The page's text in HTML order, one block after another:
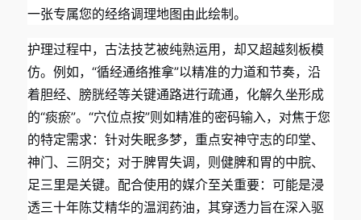
一张专属您的经络调理地图由此绘制。
护理过程中，古法技艺被纯熟运用，却又超越刻板模
仿。例如，“循经通络推拿”以精准的力道和节奏，沿
着胆经、膀胱经等关键通路进行疏通，化解久坐形成
的“痰瘀”。“穴位点按”则如精准的密码输入，对焦于您
的特定需求：针对失眠多梦，重点安神守志的印堂、
神门、三阴交；对于脾胃失调，则健脾和胃的中脘、
足三里是关键。配合使用的媒介至关重要：可能是浸
透三十年陈艾精华的温润药油，其穿透力旨在深入驱